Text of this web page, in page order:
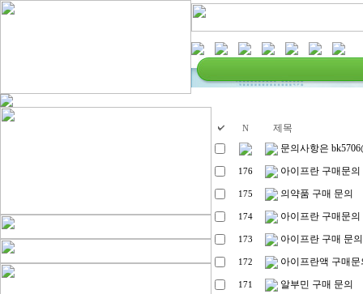
N
제목
문의사항은
176 아이프란 구매문의
175 의약품 구매 문의
174 아이프란 구매문의
173 아이프란 구매 문
172 아이프란액 구매문
171 알부민 구매 문의